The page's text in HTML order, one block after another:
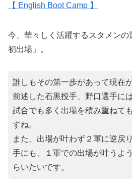
【 English Boot Camp 】
今、華々しく活躍するスタメン
初出場」。
誰しもその第一歩があって現在
前述した石黒投手、野口選手に
試合でも多く出場を積み重ねて
すね。
また、出場が叶わず２軍に逆戻
手にも、１軍での出場が叶うよ
らいたいです。